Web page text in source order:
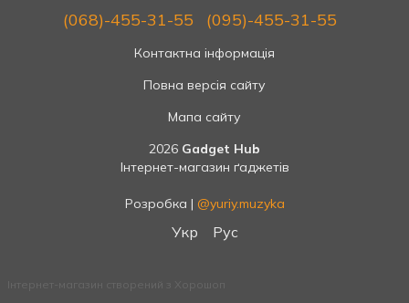
(068)-455-31-55 (095)-455-31-55
Контактна інформація
Повна версія сайту
Мапа сайту
2026 Gadget Hub
Інтернет-магазин ґаджетів
Розробка | @yuriy.muzyka
Укр Рус
Інтернет-магазин створений з Хорошоп